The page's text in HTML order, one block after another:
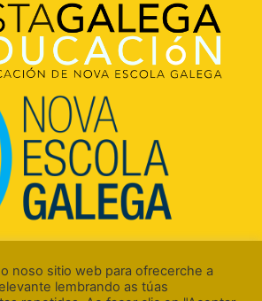
de Compostela (A Coruña)
noso sitio web para ofrecerche a
lembrando as túas